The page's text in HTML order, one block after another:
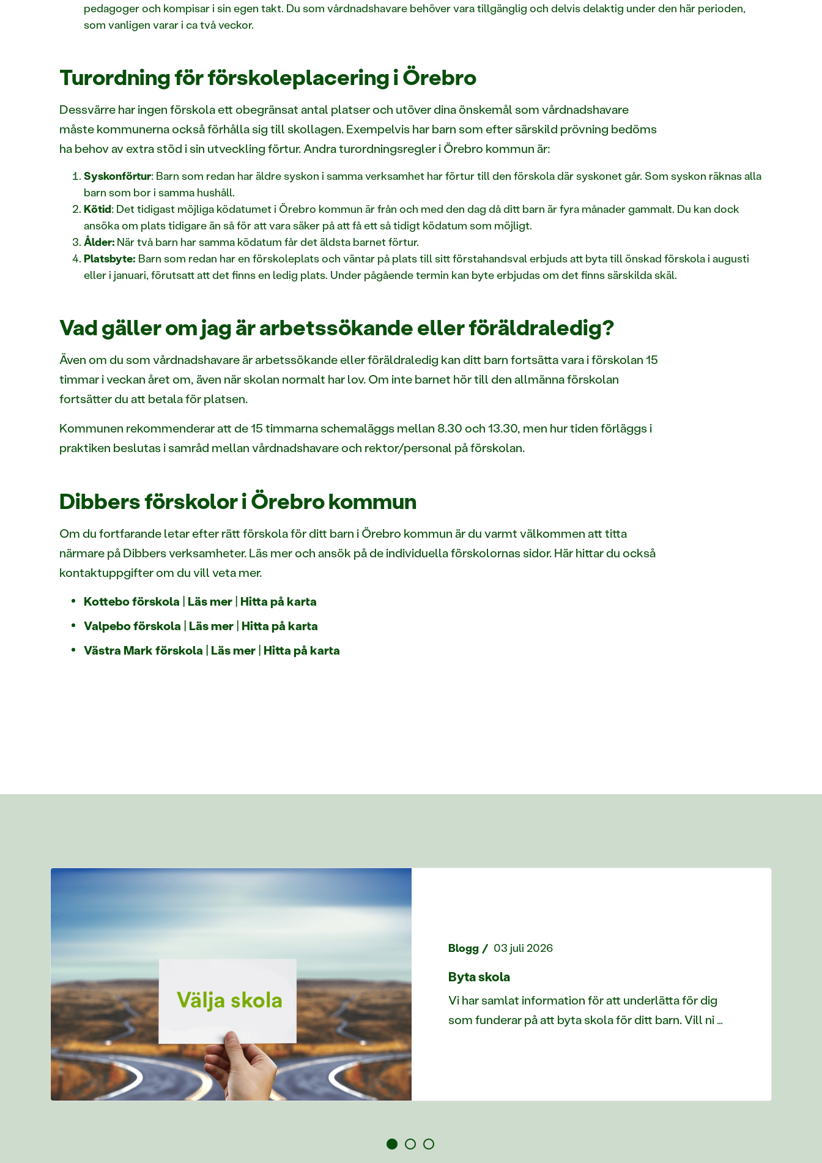
pedagoger och kompisar i sin egen takt. Du som vårdnadshavare behöver vara tillgänglig och delvis delaktig under den här perioden,
som vanligen varar i ca två veckor.
Turordning för förskoleplacering i Örebro
Dessvärre har ingen förskola ett obegränsat antal platser och utöver dina önskemål som vårdnadshavare
måste kommunerna också förhålla sig till skollagen. Exempelvis har barn som efter särskild prövning bedöms
ha behov av extra stöd i sin utveckling förtur. Andra turordningsregler i Örebro kommun är:
Syskonförtur: Barn som redan har äldre syskon i samma verksamhet har förtur till den förskola där syskonet går. Som syskon räknas alla
barn som bor i samma hushåll.
Kötid: Det tidigast möjliga ködatumet i Örebro kommun är från och med den dag då ditt barn är fyra månader gammalt. Du kan dock
ansöka om plats tidigare än så för att vara säker på att få ett så tidigt ködatum som möjligt.
Ålder: När två barn har samma ködatum får det äldsta barnet förtur.
Platsbyte: Barn som redan har en förskoleplats och väntar på plats till sitt förstahandsval erbjuds att byta till önskad förskola i augusti
eller i januari, förutsatt att det finns en ledig plats. Under pågående termin kan byte erbjudas om det finns särskilda skäl.
Vad gäller om jag är arbetssökande eller föräldraledig?
Även om du som vårdnadshavare är arbetssökande eller föräldraledig kan ditt barn fortsätta vara i förskolan 15
timmar i veckan året om, även när skolan normalt har lov. Om inte barnet hör till den allmänna förskolan
fortsätter du att betala för platsen.
Kommunen rekommenderar att de 15 timmarna schemaläggs mellan 8.30 och 13.30, men hur tiden förläggs i
praktiken beslutas i samråd mellan vårdnadshavare och rektor/personal på förskolan.
Dibbers förskolor i Örebro kommun
Om du fortfarande letar efter rätt förskola för ditt barn i Örebro kommun är du varmt välkommen att titta
närmare på Dibbers verksamheter. Läs mer och ansök på de individuella förskolornas sidor. Här hittar du också
kontaktuppgifter om du vill veta mer.
Kottebo förskola | Läs mer| Hitta på karta
Valpebo förskola | Läs mer| Hitta på karta
Västra Mark förskola | Läs mer| Hitta på karta
Blogg 03 juli 2026
Byta skola
Vi har samlat information för att underlätta för dig
som funderar på att byta skola för ditt barn. Vill ni …